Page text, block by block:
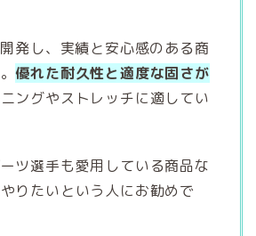
発し、実績と安心感のある商
優れた耐久性と適度な固さが
ングやストレッチに適してい
ツ選手も愛用している商品な
りたいという人にお勧めで